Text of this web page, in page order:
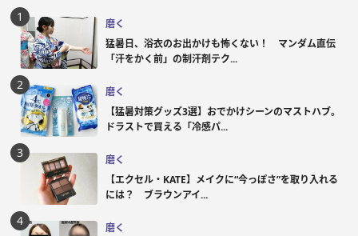
磨く
猛暑日、浴衣のお出かけも怖くない！ マンダム直伝
「汗をかく前」の制汗剤テク...
磨く
【猛暑対策グッズ3選】おでかけシーンのマストハブ。
ドラストで買える「冷感パ...
磨く
【エクセル・KATE】メイクに“今っぽさ”を取り入れる
には？ ブラウンアイ...
磨く